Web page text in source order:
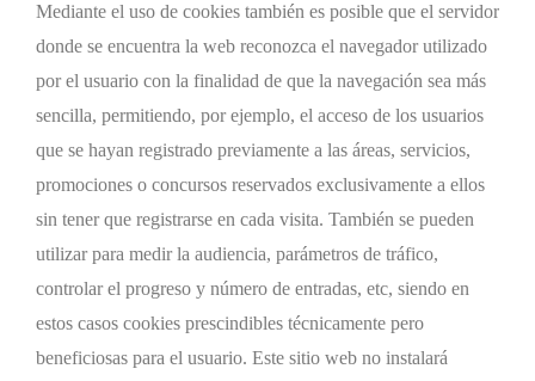
Mediante el uso de cookies también es posible que el servidor
donde se encuentra la web reconozca el navegador utilizado
por el usuario con la finalidad de que la navegación sea más
sencilla, permitiendo, por ejemplo, el acceso de los usuarios
que se hayan registrado previamente a las áreas, servicios,
promociones o concursos reservados exclusivamente a ellos
sin tener que registrarse en cada visita. También se pueden
utilizar para medir la audiencia, parámetros de tráfico,
controlar el progreso y número de entradas, etc, siendo en
estos casos cookies prescindibles técnicamente pero
beneficiosas para el usuario. Este sitio web no instalará